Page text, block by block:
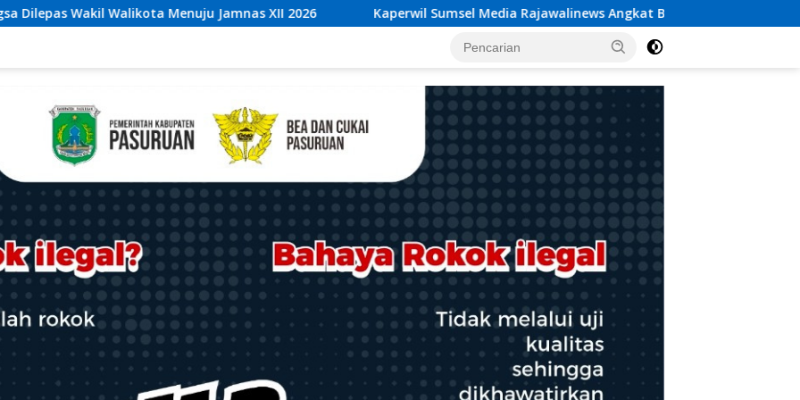
XII 2026 Kaperwil Sumsel Media Rajawalinews Angkat Bicara Dugaan Penggelapan Dana Desa Rp 84 Juta, Kades